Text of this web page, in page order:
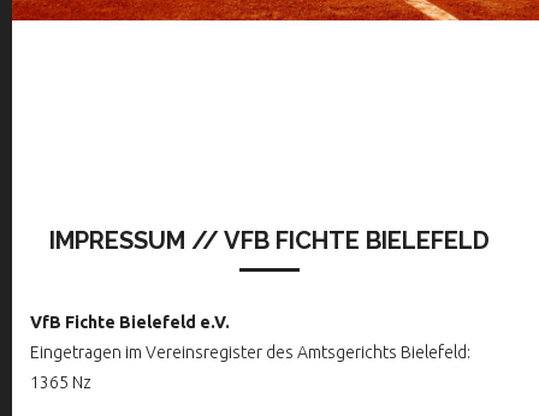
IMPRESSUM // VFB FICHTE BIELEFELD
VfB Fichte Bielefeld e.V.
Eingetragen im Vereinsregister des Amtsgerichts Bielefeld:
1365 Nz